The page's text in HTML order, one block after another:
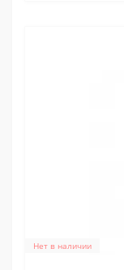
Нет в наличии